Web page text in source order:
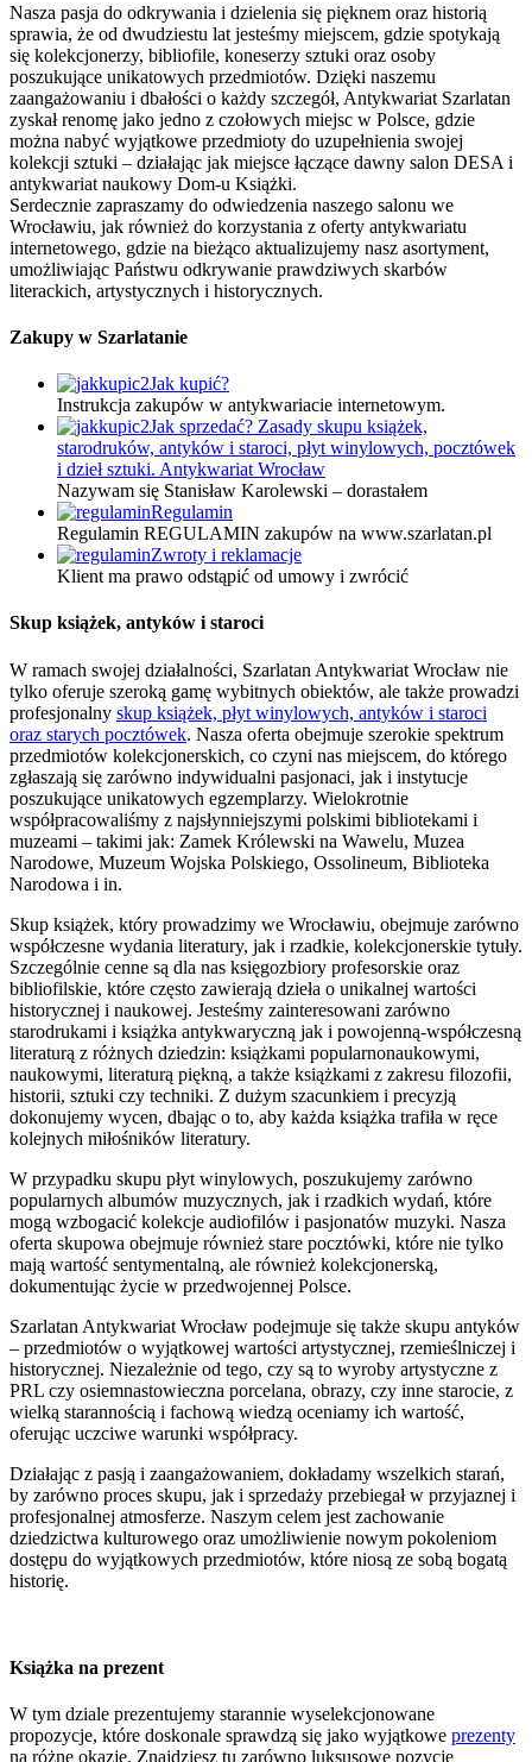
Nasza pasja do odkrywania i dzielenia się pięknem oraz historią
sprawia, że od dwudziestu lat jesteśmy miejscem, gdzie spotykają
się kolekcjonerzy, bibliofile, koneserzy sztuki oraz osoby
poszukujące unikatowych przedmiotów. Dzięki naszemu
zaangażowaniu i dbałości o każdy szczegół, Antykwariat Szarlatan
zyskał renomę jako jedno z czołowych miejsc w Polsce, gdzie
można nabyć wyjątkowe przedmioty do uzupełnienia swojej
kolekcji sztuki – działając jak miejsce łączące dawny salon DESA i
antykwariat naukowy Dom-u Książki.
Serdecznie zapraszamy do odwiedzenia naszego salonu we
Wrocławiu, jak również do korzystania z oferty antykwariatu
internetowego, gdzie na bieżąco aktualizujemy nasz asortyment,
umożliwiając Państwu odkrywanie prawdziwych skarbów
literackich, artystycznych i historycznych.
Zakupy w Szarlatanie
Jak kupić?
Instrukcja zakupów w antykwariacie internetowym.
Jak sprzedać? Zasady skupu książek,
starodruków, antyków i staroci, płyt winylowych, pocztówek
i dzieł sztuki. Antykwariat Wrocław
Nazywam się Stanisław Karolewski – dorastałem
Regulamin
Regulamin REGULAMIN zakupów na www.szarlatan.pl
Zwroty i reklamacje
Klient ma prawo odstąpić od umowy i zwrócić
Skup książek, antyków i staroci
W ramach swojej działalności, Szarlatan Antykwariat Wrocław nie
tylko oferuje szeroką gamę wybitnych obiektów, ale także prowadzi
profesjonalny skup książek, płyt winylowych, antyków i staroci
oraz starych pocztówek. Nasza oferta obejmuje szerokie spektrum
przedmiotów kolekcjonerskich, co czyni nas miejscem, do którego
zgłaszają się zarówno indywidualni pasjonaci, jak i instytucje
poszukujące unikatowych egzemplarzy. Wielokrotnie
współpracowaliśmy z najsłynniejszymi polskimi bibliotekami i
muzeami – takimi jak: Zamek Królewski na Wawelu, Muzea
Narodowe, Muzeum Wojska Polskiego, Ossolineum, Biblioteka
Narodowa i in.
Skup książek, który prowadzimy we Wrocławiu, obejmuje zarówno
współczesne wydania literatury, jak i rzadkie, kolekcjonerskie tytuły.
Szczególnie cenne są dla nas księgozbiory profesorskie oraz
bibliofilskie, które często zawierają dzieła o unikalnej wartości
historycznej i naukowej. Jesteśmy zainteresowani zarówno
starodrukami i książka antykwaryczną jak i powojenną-współczesną
literaturą z różnych dziedzin: książkami popularnonaukowymi,
naukowymi, literaturą piękną, a także książkami z zakresu filozofii,
historii, sztuki czy techniki. Z dużym szacunkiem i precyzją
dokonujemy wycen, dbając o to, aby każda książka trafiła w ręce
kolejnych miłośników literatury.
W przypadku skupu płyt winylowych, poszukujemy zarówno
popularnych albumów muzycznych, jak i rzadkich wydań, które
mogą wzbogacić kolekcje audiofilów i pasjonatów muzyki. Nasza
oferta skupowa obejmuje również stare pocztówki, które nie tylko
mają wartość sentymentalną, ale również kolekcjonerską,
dokumentując życie w przedwojennej Polsce.
Szarlatan Antykwariat Wrocław podejmuje się także skupu antyków
– przedmiotów o wyjątkowej wartości artystycznej, rzemieślniczej i
historycznej. Niezależnie od tego, czy są to wyroby artystyczne z
PRL czy osiemnastowieczna porcelana, obrazy, czy inne starocie, z
wielką starannością i fachową wiedzą oceniamy ich wartość,
oferując uczciwe warunki współpracy.
Działając z pasją i zaangażowaniem, dokładamy wszelkich starań,
by zarówno proces skupu, jak i sprzedaży przebiegał w przyjaznej i
profesjonalnej atmosferze. Naszym celem jest zachowanie
dziedzictwa kulturowego oraz umożliwienie nowym pokoleniom
dostępu do wyjątkowych przedmiotów, które niosą ze sobą bogatą
historię.
Książka na prezent
W tym dziale prezentujemy starannie wyselekcjonowane
propozycje, które doskonale sprawdzą się jako wyjątkowe prezenty
na różne okazje. Znajdziesz tu zarówno luksusowe pozycje